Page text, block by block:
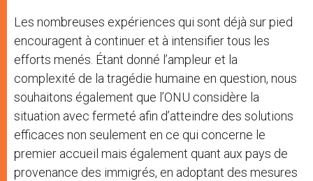
Les nombreuses expériences qui sont déjà sur pied
encouragent à continuer et à intensifier tous les
efforts menés. Étant donné l’ampleur et la
complexité de la tragédie humaine en question, nous
souhaitons également que l’ONU considère la
situation avec fermeté afin d’atteindre des solutions
efficaces non seulement en ce qui concerne le
premier accueil mais également quant aux pays de
provenance des immigrés, en adoptant des mesures